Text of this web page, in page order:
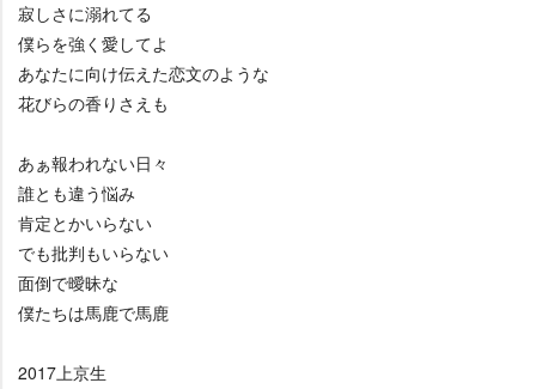
寂しさに溺れてる
僕らを強く愛してよ
あなたに向け伝えた恋文のような
花びらの香りさえも
あぁ報われない日々
誰とも違う悩み
肯定とかいらない
でも批判もいらない
面倒で曖昧な
僕たちは馬鹿で馬鹿
2017上京生